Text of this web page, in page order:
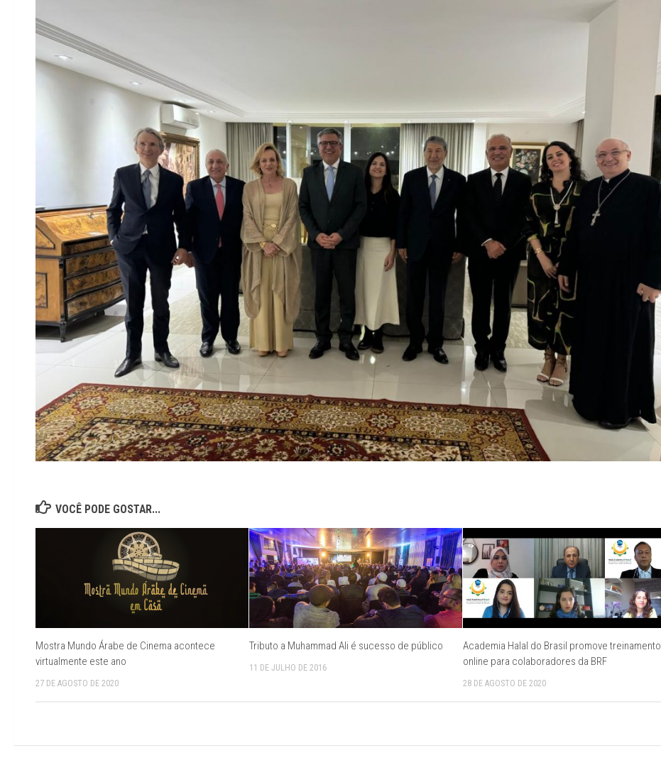
VOCÊ PODE GOSTAR...
Mostra Mundo Árabe de Cinema acontece
virtualmente este ano
27 DE AGOSTO DE 2020
Tributo a Muhammad Ali é sucesso de público
11 DE JULHO DE 2016
Academia Halal do Brasil promove treinamento
online para colaboradores da BRF
28 DE AGOSTO DE 2020